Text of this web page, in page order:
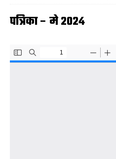
पत्रिका – मे २०२४